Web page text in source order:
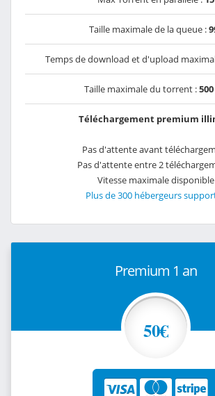
Taille maximale de la queue :
Temps de download et d'upload
Taille maximale du torrent :
Téléchargement premium
Pas d'attente avant
Pas d'attente entre 2
Vitesse maximale disponible
Plus de 300 hébergeurs
Premium 1 an
50€